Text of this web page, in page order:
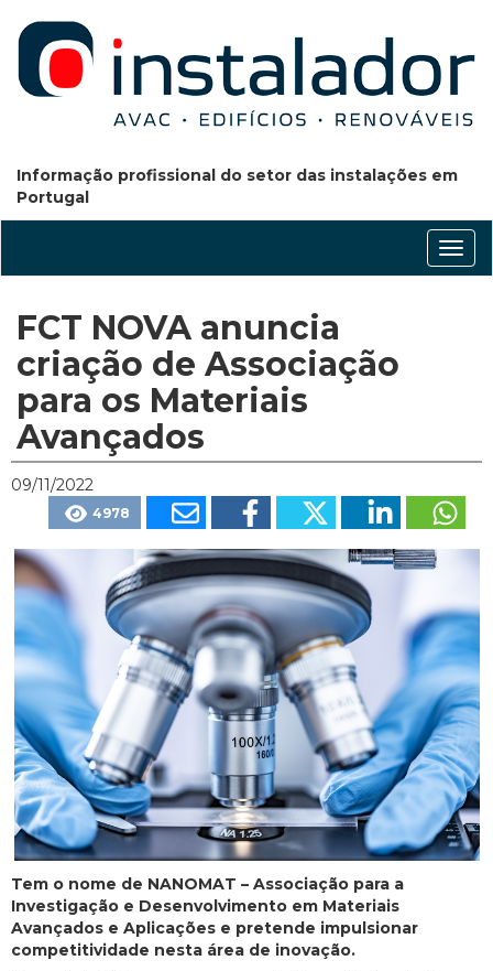
Informação profissional do setor das instalações em
Portugal
FCT NOVA anuncia
criação de Associação
para os Materiais
Avançados
09/11/2022
4978
Tem o nome de NANOMAT – Associação para a
Investigação e Desenvolvimento em Materiais
Avançados e Aplicações e pretende impulsionar
competitividade nesta área de inovação.